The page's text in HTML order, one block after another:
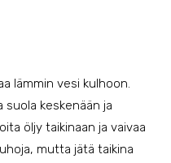
lämmin vesi kulhoon.
suola keskenään ja
öljy taikinaan ja vaivaa
mutta jätä taikina